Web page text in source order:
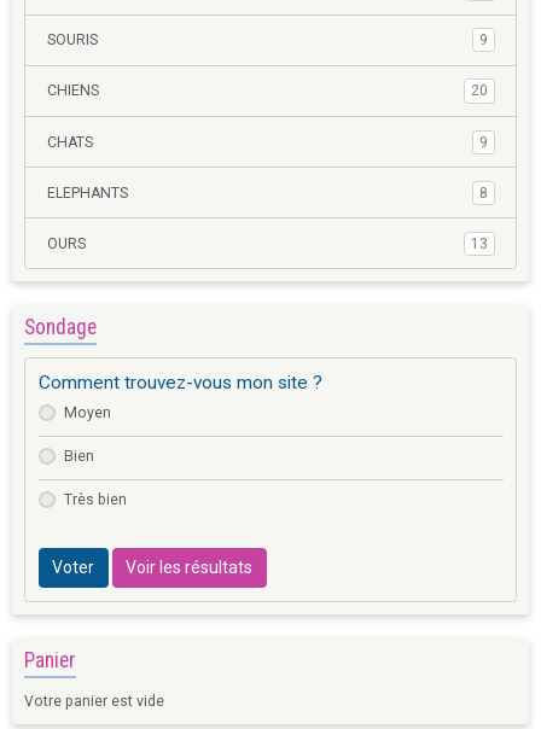
SOURIS 9
CHIENS 20
CHATS 9
ELEPHANTS 8
OURS 13
Sondage
Comment trouvez-vous mon site ?
Moyen
Bien
Très bien
Voter Voir les résultats
Panier
Votre panier est vide